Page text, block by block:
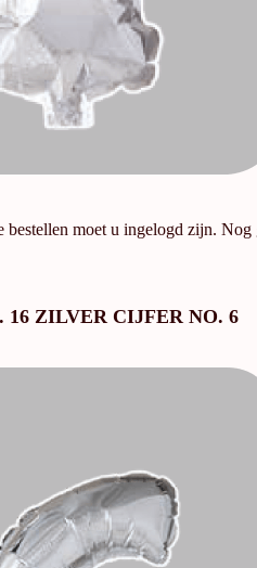
bestellen moet u ingelogd zijn. Nog
ZILVER CIJFER NO. 6